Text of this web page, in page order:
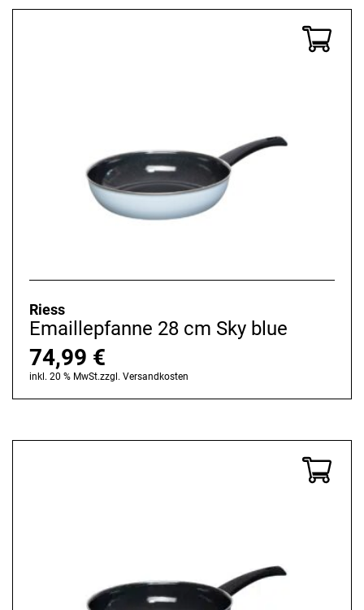
Riess
Emaillepfanne 28 cm Sky blue
74,99 €
inkl. 20 % MwSt.zzgl. Versandkosten